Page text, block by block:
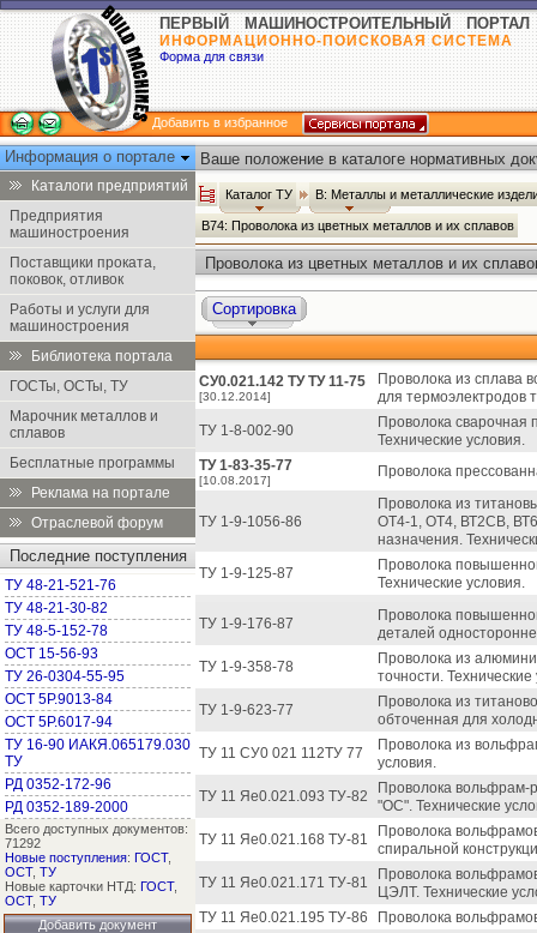
ПЕРВЫЙ МАШИНОСТРОИТЕЛЬНЫЙ ПОРТАЛ
ИНФОРМАЦИОННО-ПОИСКОВАЯ СИСТЕМА
Форма для связи
Добавить в избранное
Информация о портале
Каталоги предприятий
Предприятия
машиностроения
Поставщики проката,
поковок, отливок
Работы и услуги для
машиностроения
Библиотека портала
ГОСТы, ОСТы, ТУ
Марочник металлов и
сплавов
Бесплатные программы
Реклама на портале
Отраслевой форум
Последние поступления
ТУ 48-21-521-76
ТУ 48-21-30-82
ТУ 48-5-152-78
ОСТ 15-56-93
ТУ 26-0304-55-95
ОСТ 5Р.9013-84
ОСТ 5Р.6017-94
ТУ 16-90 ИАКЯ.065179.030
ТУ
РД 0352-172-96
РД 0352-189-2000
Всего доступных документов:
71292
Новые поступления: ГОСТ,
ОСТ, ТУ
Новые карточки НТД: ГОСТ,
ОСТ, ТУ
Добавить документ
Ваше положение в каталоге нормативных
Каталог ТУ В: Металлы и металлические
В74: Проволока из цветных металлов и их сплавов
Проволока из цветных металлов и их
Сортировка
СУ0.021.142 ТУ ТУ 11-75
[30.12.2014]
Проволока из сплава
для термоэлектродов
ТУ 1-8-002-90
Проволока сварочная
Технические условия.
ТУ 1-83-35-77
[10.08.2017]
Проволока
ТУ 1-9-1056-86
Проволока из
ОТ4-1, ОТ4, ВТ2СВ,
назначения.
ТУ 1-9-125-87
Проволока
Технические условия.
ТУ 1-9-176-87
Проволока
деталей
ТУ 1-9-358-78
Проволока из
точности. Технические
ТУ 1-9-623-77
Проволока из
обточенная для
ТУ 11 СУ0 021 112ТУ 77
Проволока из
условия.
ТУ 11 Яе0.021.093 ТУ-82
Проволока вольфрам-
"ОС". Технические
ТУ 11 Яе0.021.168 ТУ-81
Проволока
спиральной
ТУ 11 Яе0.021.171 ТУ-81
Проволока
ЦЭЛТ. Технические
ТУ 11 Яе0.021.195 ТУ-86
Проволока